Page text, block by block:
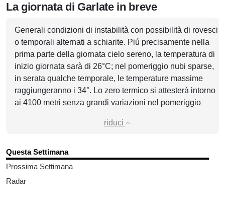
La giornata di Garlate in breve
Generali condizioni di instabilità con possibilità di rovesci
o temporali alternati a schiarite. Piú precisamente nella
prima parte della giornata cielo sereno, la temperatura di
inizio giornata sarà di 26°C; nel pomeriggio nubi sparse,
in serata qualche temporale, le temperature massime
raggiungeranno i 34°. Lo zero termico si attesterà intorno
ai 4100 metri senza grandi variazioni nel pomeriggio
riduci
Questa Settimana
Prossima Settimana
Radar